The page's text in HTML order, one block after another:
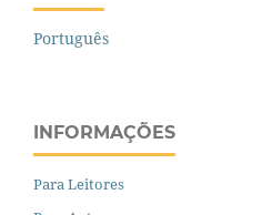
Português
INFORMAÇÕES
Para Leitores